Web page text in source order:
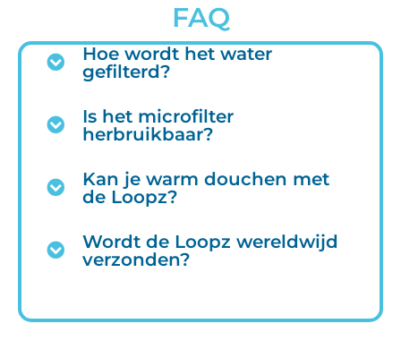
FAQ
Hoe wordt het water
gefilterd?
Is het microfilter
herbruikbaar?
Kan je warm douchen met
de Loopz?
Wordt de Loopz wereldwijd
verzonden?